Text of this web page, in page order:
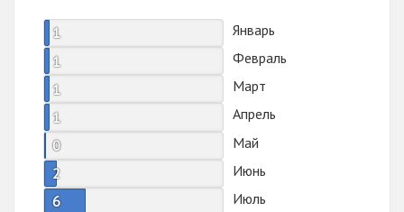
1
Январь
1
Февраль
1
Март
1
Апрель
0
Май
2
Июнь
6
Июль